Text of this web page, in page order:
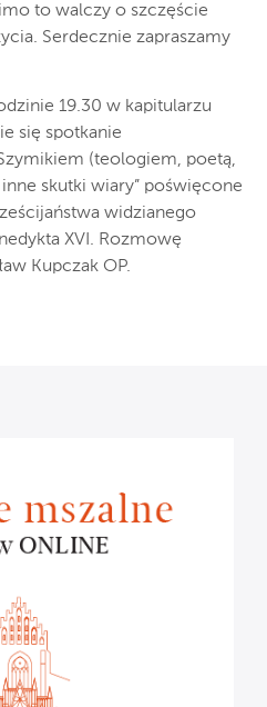
to walczy o szczęście
Serdecznie zapraszamy
19.30 w kapitularzu
się spotkanie
(teologiem, poetą,
skutki wiary” poświęcone
widzianego
XVI. Rozmowę
Kupczak OP.